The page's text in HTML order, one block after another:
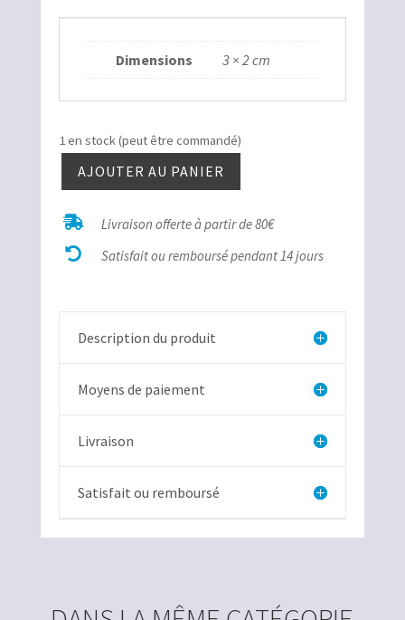
Dimensions 3 × 2 cm
1 en stock (peut être commandé)
quantité
Azurite
Malachite
AJOUTER AU PANIER
 Livraison offerte à partir de 80€
 Satisfait ou remboursé pendant 14 jours
Description du produit
Moyens de paiement
Livraison
Satisfait ou remboursé